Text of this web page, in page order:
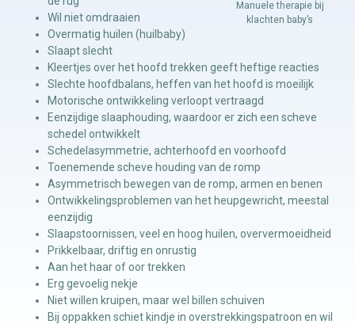
Manuele therapie bij
klachten baby’s
Wil niet omdraaien
Overmatig huilen (huilbaby)
Slaapt slecht
Kleertjes over het hoofd trekken geeft heftige reacties
Slechte hoofdbalans, heffen van het hoofd is moeilijk
Motorische ontwikkeling verloopt vertraagd
Eenzijdige slaaphouding, waardoor er zich een scheve
schedel ontwikkelt
Schedelasymmetrie, achterhoofd en voorhoofd
Toenemende scheve houding van de romp
Asymmetrisch bewegen van de romp, armen en benen
Ontwikkelingsproblemen van het heupgewricht, meestal
eenzijdig
Slaapstoornissen, veel en hoog huilen, oververmoeidheid
Prikkelbaar, driftig en onrustig
Aan het haar of oor trekken
Erg gevoelig nekje
Niet willen kruipen, maar wel billen schuiven
Bij oppakken schiet kindje in overstrekkingspatroon en wil